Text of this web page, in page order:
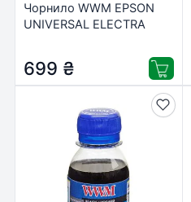
Чорнило WWM EPSON
UNIVERSAL ELECTRA
699 ₴